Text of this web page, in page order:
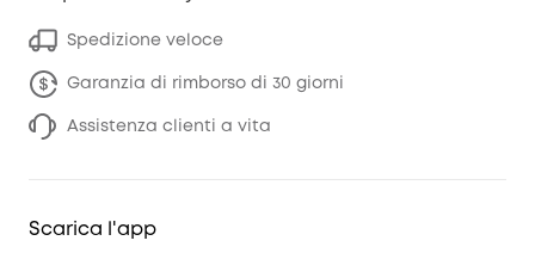
Spedizione veloce
Garanzia di rimborso di 30 giorni
Assistenza clienti a vita
Scarica l'app